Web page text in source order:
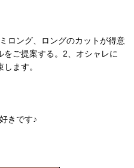
ロング、ロングのカットが得意
をご提案する。2、オシャレに
ます。
きです♪